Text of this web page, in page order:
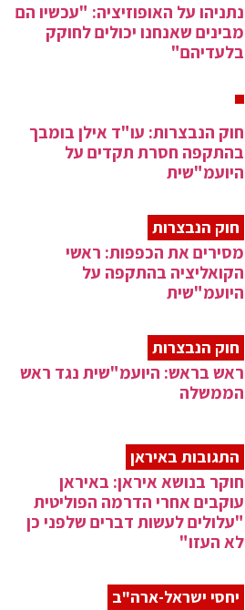
נתניהו על האופוזיציה: "עכשיו הם
מבינים שאנחנו יכולים לחוקק
בלעדיהם"
חוק הנבצרות: עו"ד אילן בומבך
בהתקפה חסרת תקדים על
היועמ"שית
חוק הנבצרות
מסירים את הכפפות: ראשי
הקואליציה בהתקפה על
היועמ"שית
חוק הנבצרות
ראש בראש: היועמ"שית נגד ראש
הממשלה
התגובות באיראן
חוקר בנושא איראן: באיראן
עוקבים אחרי הדרמה הפוליטית
"עלולים לעשות דברים שלפני כן
לא העזו"
יחסי ישראל-ארה"ב